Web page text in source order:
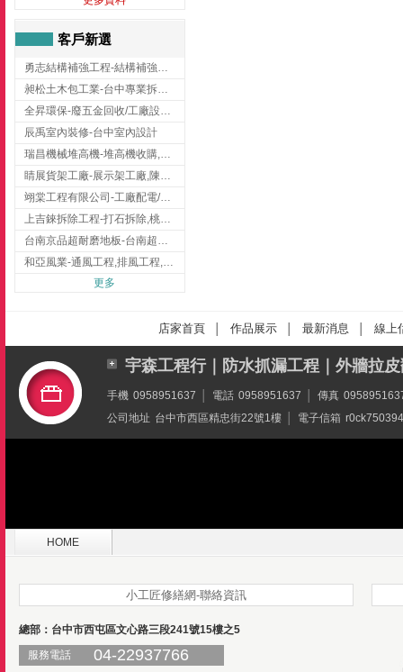
客戶新選
昶松土木包工業-台中專業拆除工程/挖土機出租
辰禹室內裝修-台中室內設計
翊棠工程有限公司-工廠配電/高雄消防機電公司
上吉錸拆除工程-打石拆除,桃園打石拆除,桃園拆除工程
更多
店家首頁 作品展示 最新消息 線上
宇森工程行｜防水抓漏工程｜外牆拉
手機 0958951637 電話 0958951637 傳真
公司地址 台中市西區精忠街22號1樓 電子信箱
HOME
小工匠修繕網-聯絡資訊
總部：台中市西屯區文心路三段241號15樓之5
服務電話
04-22937766